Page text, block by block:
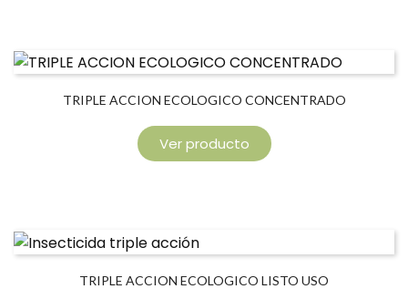
TRIPLE ACCION ECOLOGICO CONCENTRADO
Ver producto
TRIPLE ACCION ECOLOGICO LISTO USO